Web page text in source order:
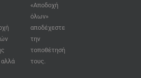
αλλά
«Αποδοχή
όλων»
αποδέχεστε
την
τοποθέτησή
τους.